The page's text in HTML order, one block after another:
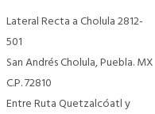
Lateral Recta a Cholula 2812-
501
San Andrés Cholula, Puebla. MX
C.P. 72810
Entre Ruta Quetzalcóatl y